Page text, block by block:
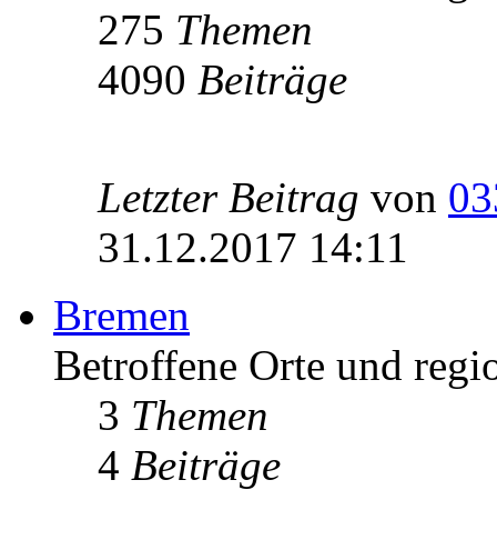
275 Themen
4090 Beiträge
Letzter Beitrag von
31.12.2017 14:11
Bremen
Betroffene Orte und
3 Themen
4 Beiträge